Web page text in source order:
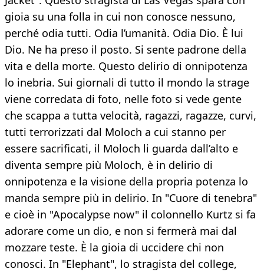
gioia su una folla in cui non conosce nessuno,
perché odia tutti. Odia l’umanità. Odia Dio. È lui
Dio. Ne ha preso il posto. Si sente padrone della
vita e della morte. Questo delirio di onnipotenza
lo inebria. Sui giornali di tutto il mondo la strage
viene corredata di foto, nelle foto si vede gente
che scappa a tutta velocità, ragazzi, ragazze, curvi,
tutti terrorizzati dal Moloch a cui stanno per
essere sacrificati, il Moloch li guarda dall’alto e
diventa sempre più Moloch, è in delirio di
onnipotenza e la visione della propria potenza lo
manda sempre più in delirio. In "Cuore di tenebra"
e cioè in "Apocalypse now" il colonnello Kurtz si fa
adorare come un dio, e non si fermerà mai dal
mozzare teste. È la gioia di uccidere chi non
conosci. In "Elephant", lo stragista del college,